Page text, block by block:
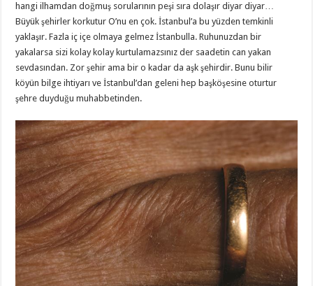
hangi ilhamdan doğmuş sorularının peşi sıra dolaşır diyar diyar…
Büyük şehirler korkutur O’nu en çok. İstanbul’a bu yüzden temkinli
yaklaşır. Fazla iç içe olmaya gelmez İstanbulla. Ruhunuzdan bir
yakalarsa sizi kolay kolay kurtulamazsınız der saadetin can yakan
sevdasından. Zor şehir ama bir o kadar da aşk şehirdir. Bunu bilir
köyün bilge ihtiyarı ve İstanbul’dan geleni hep başköşesine oturtur
şehre duyduğu muhabbetinden.